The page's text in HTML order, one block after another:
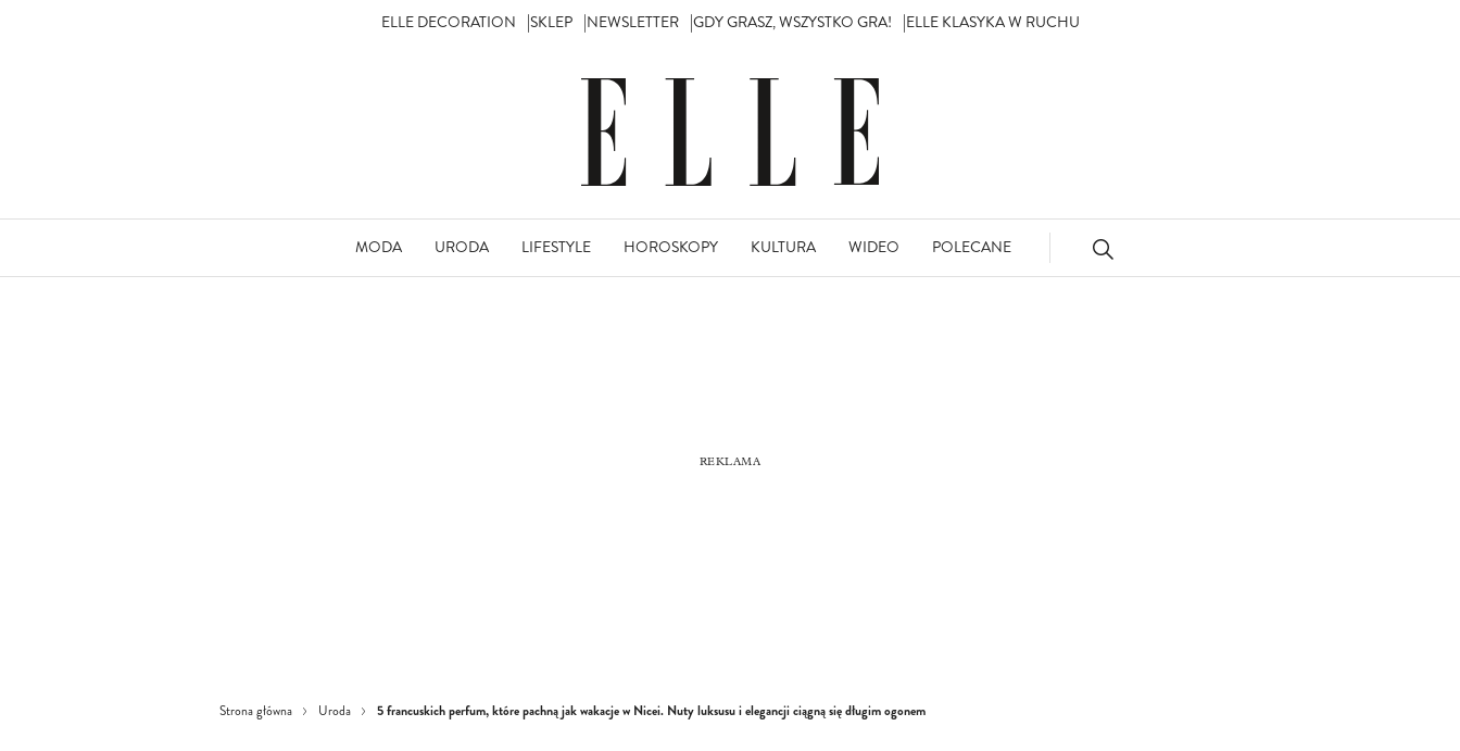
ELLE DECORATION SKLEP NEWSLETTER GDY GRASZ, WSZYSTKO GRA! ELLE KLASYKA W RUCHU
MODA URODA LIFESTYLE HOROSKOPY KULTURA WIDEO POLECANE
Strona główna Uroda 5 francuskich perfum, które pachną jak wakacje w Nicei. Nuty luksusu i elegancji ciągną się długim ogonem